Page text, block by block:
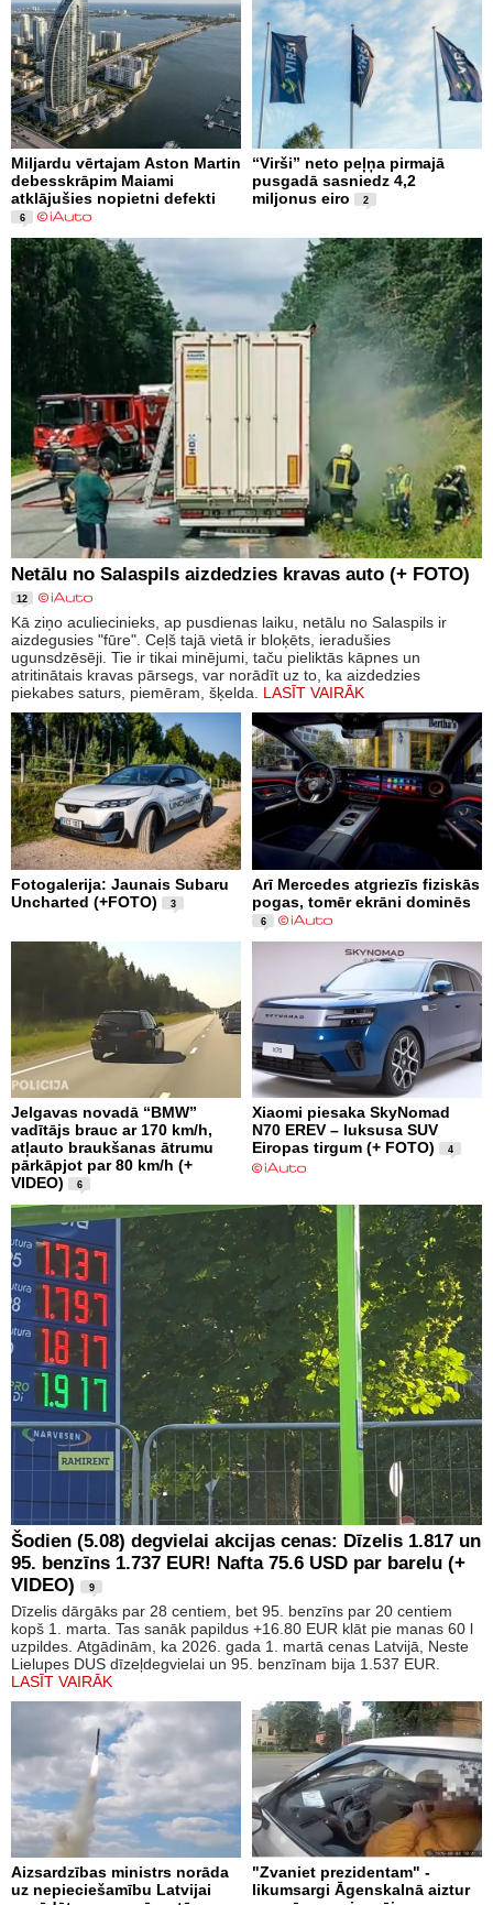
Miljardu vērtajam Aston Martin
debesskrāpim Maiami
atklājušies nopietni defekti
6
“Virši” neto peļņa pirmajā
pusgadā sasniedz 4,2
miljonus eiro
2
Netālu no Salaspils aizdedzies kravas auto (+ FOTO)
12
Kā ziņo aculiecinieks, ap pusdienas laiku, netālu no Salaspils ir
aizdegusies "fūre". Ceļš tajā vietā ir bloķēts, ieradušies
ugunsdzēsēji. Tie ir tikai minējumi, taču pieliktās kāpnes un
atritinātais kravas pārsegs, var norādīt uz to, ka aizdedzies
piekabes saturs, piemēram, šķelda. LASĪT VAIRĀK
Fotogalerija: Jaunais Subaru
Uncharted (+FOTO)
3
Arī Mercedes atgriezīs fiziskās
pogas, tomēr ekrāni dominēs
6
Jelgavas novadā “BMW”
vadītājs brauc ar 170 km/h,
atļauto braukšanas ātrumu
pārkāpjot par 80 km/h (+
VIDEO)
6
Xiaomi piesaka SkyNomad
N70 EREV – luksusa SUV
Eiropas tirgum (+ FOTO)
4
Šodien (5.08) degvielai akcijas cenas: Dīzelis 1.817 un
95. benzīns 1.737 EUR! Nafta 75.6 USD par barelu (+
VIDEO)
9
Dīzelis dārgāks par 28 centiem, bet 95. benzīns par 20 centiem
kopš 1. marta. Tas sanāk papildus +16.80 EUR klāt pie manas 60 l
uzpildes. Atgādinām, ka 2026. gada 1. martā cenas Latvijā, Neste
Lielupes DUS dīzeļdegvielai un 95. benzīnam bija 1.537 EUR.
LASĪT VAIRĀK
Aizsardzības ministrs norāda
uz nepieciešamību Latvijai
"Zvaniet prezidentam" -
likumsargi Āgenskalnā aiztur